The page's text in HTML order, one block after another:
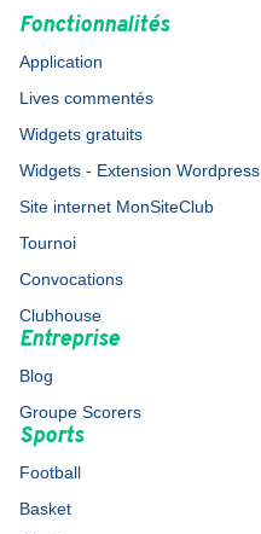
Fonctionnalités
Application
Lives commentés
Widgets gratuits
Widgets - Extension Wordpress
Site internet MonSiteClub
Tournoi
Convocations
Clubhouse
Entreprise
Blog
Groupe Scorers
Sports
Football
Basket